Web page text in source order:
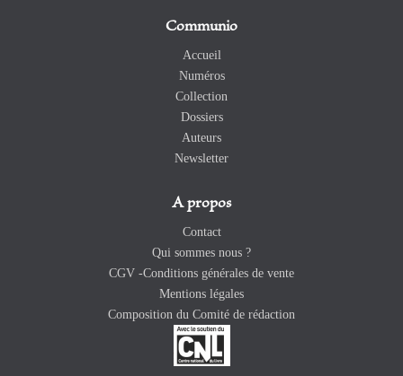
Communio
Accueil
Numéros
Collection
Dossiers
Auteurs
Newsletter
A propos
Contact
Qui sommes nous ?
CGV -Conditions générales de vente
Mentions légales
Composition du Comité de rédaction